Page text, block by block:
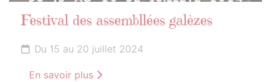
Festival des assembllées galèzes
Du 15 au 20 juillet 2024
En savoir plus